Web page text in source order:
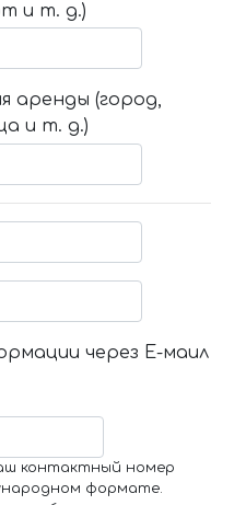
и т. д.)
аренды (город,
и т. д.)
через Е-маил
контактный номер
формате.